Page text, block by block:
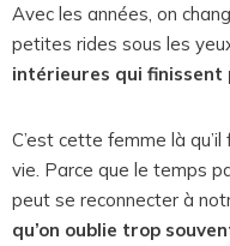
Avec les années, on
petites rides sous les
intérieures qui finissent
C’est cette femme là
vie. Parce que le temps
peut se reconnecter à
qu’on oublie trop